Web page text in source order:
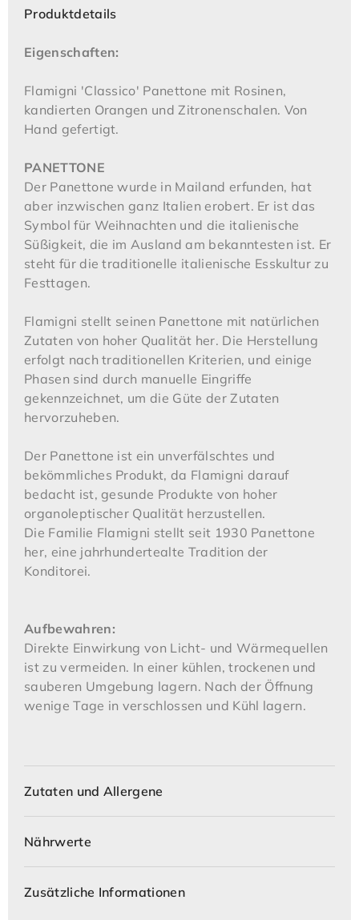
Produktdetails
Eigenschaften:
Flamigni 'Classico' Panettone mit Rosinen,
kandierten Orangen und Zitronenschalen. Von
Hand gefertigt.
PANETTONE
Der Panettone wurde in Mailand erfunden, hat
aber inzwischen ganz Italien erobert. Er ist das
Symbol für Weihnachten und die italienische
Süßigkeit, die im Ausland am bekanntesten ist. Er
steht für die traditionelle italienische Esskultur zu
Festtagen.
Flamigni stellt seinen Panettone mit natürlichen
Zutaten von hoher Qualität her. Die Herstellung
erfolgt nach traditionellen Kriterien, und einige
Phasen sind durch manuelle Eingriffe
gekennzeichnet, um die Güte der Zutaten
hervorzuheben.
Der Panettone ist ein unverfälschtes und
bekömmliches Produkt, da Flamigni darauf
bedacht ist, gesunde Produkte von hoher
organoleptischer Qualität herzustellen.
Die Familie Flamigni stellt seit 1930 Panettone
her, eine jahrhundertealte Tradition der
Konditorei.
Aufbewahren:
Direkte Einwirkung von Licht- und Wärmequellen
ist zu vermeiden. In einer kühlen, trockenen und
sauberen Umgebung lagern. Nach der Öffnung
wenige Tage in verschlossen und Kühl lagern.
Zutaten und Allergene
Nährwerte
Zusätzliche Informationen